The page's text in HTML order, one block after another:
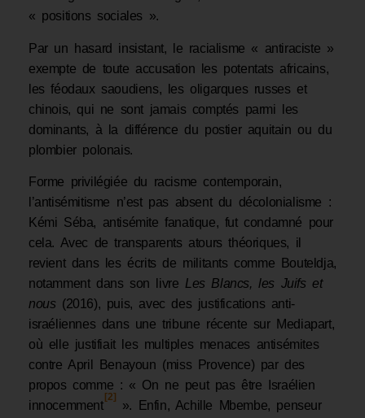
« positions sociales ».
Par un hasard insistant, le racialisme « antiraciste »
exempte de toute accusation les potentats africains,
les féodaux saoudiens, les oligarques russes et
chinois, qui ne sont jamais comptés parmi les
dominants, à la différence du postier aquitain ou du
plombier polonais.
Forme privilégiée du racisme contemporain,
l’antisémitisme n’est pas absent du décolonialisme :
Kémi Séba, antisémite fanatique, fut condamné pour
cela. Avec de transparents atours théoriques, il
revient dans les écrits de militants comme Bouteldja,
notamment dans son livre Les Blancs, les Juifs et
nous (2016), puis, avec des justifications anti-
israéliennes dans une tribune récente sur Mediapart,
où elle justifiait les multiples menaces antisémites
contre April Benayoun (miss Provence) par des
propos comme : « On ne peut pas être Israélien
innocemment
[2]
». Enfin, Achille Mbembe, penseur